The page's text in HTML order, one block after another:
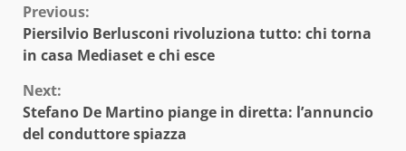
Continue
Reading
Previous:
Piersilvio Berlusconi rivoluziona tutto: chi torna
in casa Mediaset e chi esce
Next:
Stefano De Martino piange in diretta: l’annuncio
del conduttore spiazza